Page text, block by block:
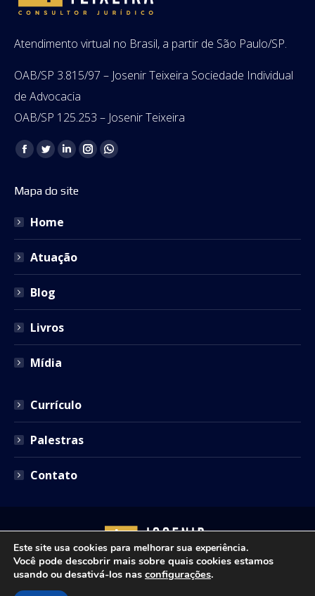
Atendimento virtual no Brasil, a partir de São Paulo/SP.
OAB/SP 3.815/97 – Josenir Teixeira Sociedade Individual
de Advocacia
OAB/SP 125.253 – Josenir Teixeira
Encontre-nos em:
Facebook
opens
new
Twitter
opens
new
Linkedin
opens
InstagramWhatsapp
Mapa do site
Home
Atuação
Blog
Livros
Mídia
Currículo
Palestras
Contato
Copyright © 2021 - Josenir Teixeira Advocacia. Todos os
Este site usa cookies para melhorar sua experiência.
Você pode descobrir mais sobre quais cookies estamos
usando ou desativá-los nas configurações.